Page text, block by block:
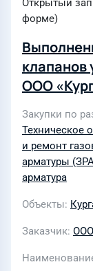
Открытый
форме)
клапанов
ООО
Закупки по
Техническое
и ремонт
арматуры
арматура
Объекты
Заказчик ООО